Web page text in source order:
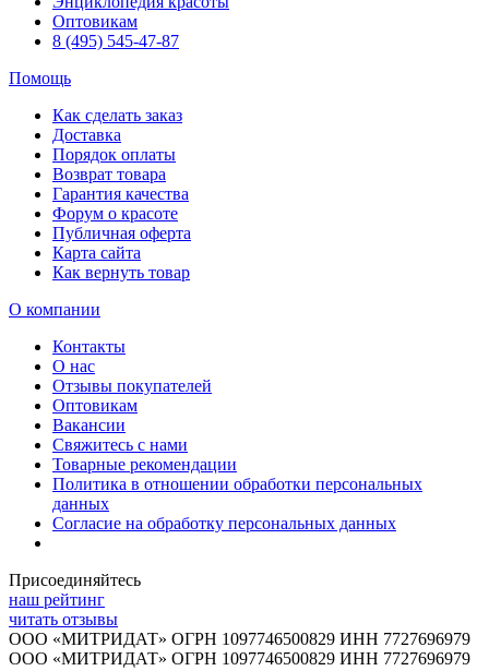
Оптовикам
8 (495) 545-47-87
Помощь
Как сделать заказ
Доставка
Порядок оплаты
Возврат товара
Гарантия качества
Форум о красоте
Публичная оферта
Карта сайта
Как вернуть товар
О компании
Контакты
О нас
Отзывы покупателей
Оптовикам
Вакансии
Свяжитесь с нами
Товарные рекомендации
Политика в отношении обработки персональных
данных
Согласие на обработку персональных данных
Присоединяйтесь
наш рейтинг
читать отзывы
ООО «МИТРИДАТ» ОГРН 1097746500829 ИНН 7727696979
ООО «МИТРИДАТ» ОГРН 1097746500829 ИНН 7727696979